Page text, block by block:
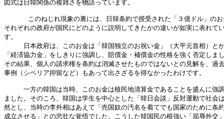
図式は日韓関係の複雑さを物語っています。
このねじれ現象の裏には、日韓条約で授受された「３億ドル」の
それぞれの政府が国民にどのように説明してきたかの違いが如実に表れて
す。
日本政府は、このお金は「韓国独立のお祝い金」（大平元首相）と
「経済協力金」をしきりに強調し、賠償金・補償金の性格を強く否定しま
その結果、個人の請求権を条約は消滅させたものではないとの見解を、過
事例（シベリア抑留など）もあって出さざるを得なかったわけです。
一方の韓国は当時、このお金は植民地清算金であることを盛んに強
ました。そのころ、韓国は学生を中心とした「韓日会談」反対運動で社会
然とし、当時の李外相はあえて「売国奴の汚名を着てでも国家のために条
成立させる」との悲壮な覚悟でした。こうした韓国民の根強い「屈辱外交